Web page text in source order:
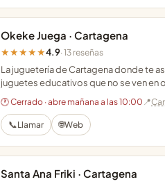
Okeke Juega · Cartagena
★★★★★4.9· 13 reseñas
La juguetería de Cartagena donde te
juguetes educativos que no se ven en
🕐 Cerrado · abre mañana a las 10:00 📍
📞Llamar 🌐Web
Santa Ana Friki · Cartagena